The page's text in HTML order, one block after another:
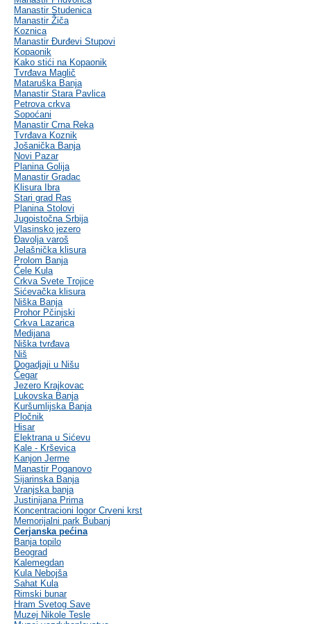
Manastir Studenica
Manastir Žiča
Koznica
Manastir Đurđevi Stupovi
Kopaonik
Kako stići na Kopaonik
Tvrđava Maglič
Mataruška Banja
Manastir Stara Pavlica
Petrova crkva
Sopoćani
Manastir Crna Reka
Tvrđava Koznik
Jošanička Banja
Novi Pazar
Planina Golija
Manastir Gradac
Klisura Ibra
Stari grad Ras
Planina Stolovi
Jugoistočna Srbija
Vlasinsko jezero
Đavolja varoš
Jelašnička klisura
Prolom Banja
Ćele Kula
Crkva Svete Trojice
Sićevačka klisura
Niška Banja
Prohor Pčinjski
Crkva Lazarica
Medijana
Niška tvrđava
Niš
Dogadjaji u Nišu
Čegar
Jezero Krajkovac
Lukovska Banja
Kuršumlijska Banja
Pločnik
Hisar
Elektrana u Sićevu
Kale - Krševica
Kanjon Jerme
Manastir Poganovo
Sijarinska Banja
Vranjska banja
Justinijana Prima
Koncentracioni logor Crveni krst
Memorijalni park Bubanj
Cerjanska pećina
Banja topilo
Beograd
Kalemegdan
Kula Nebojša
Sahat Kula
Rimski bunar
Hram Svetog Save
Muzej Nikole Tesle